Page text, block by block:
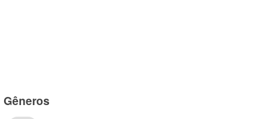
Gêneros